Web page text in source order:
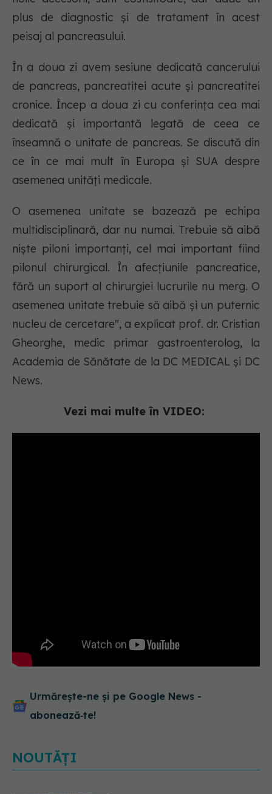
plus de diagnostic și de tratament în acest
peisaj al pancreasului.
În a doua zi avem sesiune dedicată cancerului
de pancreas, pancreatitei acute și pancreatitei
cronice. Încep a doua zi cu conferința cea mai
dedicată și importantă legată de ceea ce
înseamnă o unitate de pancreas. Se discută din
ce în ce mai mult în Europa și SUA despre
asemenea unități medicale.
O asemenea unitate se bazează pe echipa
multidisciplinară, dar nu numai. Trebuie să aibă
niște piloni importanți, cel mai important fiind
pilonul chirurgical. În afecțiunile pancreatice,
fără un suport al chirurgiei lucrurile nu merg. O
asemenea unitate trebuie să aibă și un puternic
nucleu de cercetare", a explicat prof. dr. Cristian
Gheorghe, medic primar gastroenterolog, la
Academia de Sănătate de la DC MEDICAL și DC
News.
Vezi mai multe în VIDEO:
Urmărește-ne și pe Google News -
abonează‑te!
NOUTĂȚI